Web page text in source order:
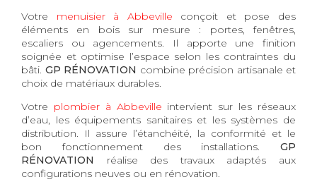
Votre menuisier à Abbeville conçoit et pose des
éléments en bois sur mesure : portes, fenêtres,
escaliers ou agencements. Il apporte une finition
soignée et optimise l’espace selon les contraintes du
bâti. GP RÉNOVATION combine précision artisanale et
choix de matériaux durables.
Votre plombier à Abbeville intervient sur les réseaux
d’eau, les équipements sanitaires et les systèmes de
distribution. Il assure l’étanchéité, la conformité et le
bon fonctionnement des installations. GP
RÉNOVATION
réalise des travaux adaptés aux
configurations neuves ou en rénovation.